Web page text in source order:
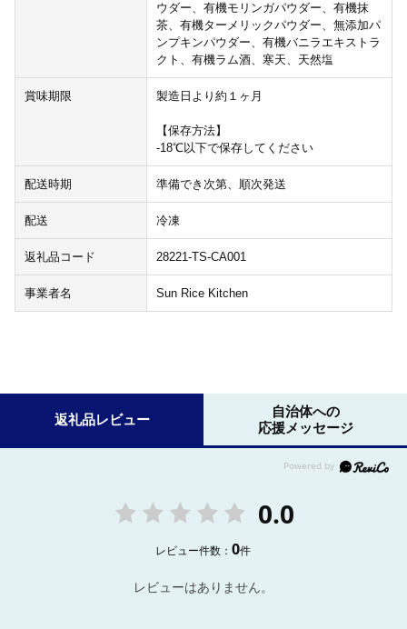
ウダー、有機モリンガパウダー、有機抹
茶、有機ターメリックパウダー、無添加パ
ンプキンパウダー、有機バニラエキストラ
クト、有機ラム酒、寒天、天然塩
賞味期限 製造日より約１ヶ月
【保存方法】
-18℃以下で保存してください
配送時期 準備でき次第、順次発送
配送 冷凍
返礼品コード 28221-TS-CA001
事業者名 Sun Rice Kitchen
返礼品レビュー
自治体への
応援メッセージ
0.0
レビュー件数：0件
レビューはありません。